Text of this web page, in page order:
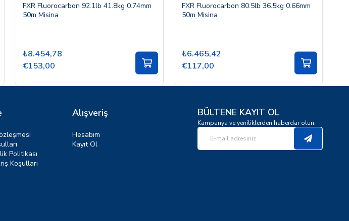
FXR Fluorocarbon 92.1lb 41.8kg 0.74mm
50m Misina
₺8.454,78
€153,00
FXR Fluorocarbon 80.5lb 36.5kg 0.66mm
50m Misina
₺6.465,42
€117,00
Politikası
Koşulları
Alışveriş
Hesabım
Kayıt Ol
BÜLTENE KAYIT OL
Kampanya ve yeniliklerden haberdar olun.